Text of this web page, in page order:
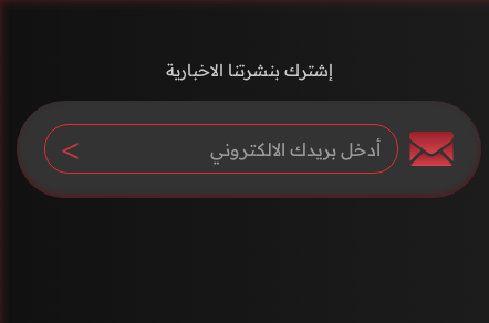
إشترك بنشرتنا الاخبارية